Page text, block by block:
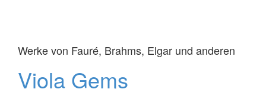
187.
Heucke
Werke von Fauré, Brahms, Elgar und anderen
Viola Gems